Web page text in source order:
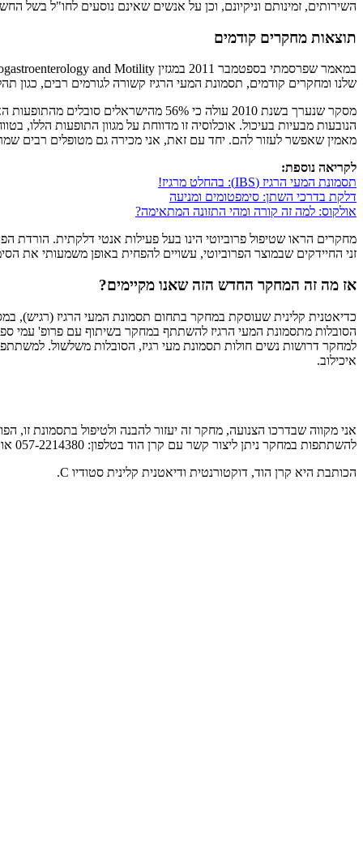
השירותים, זמינותם וניקיונם, וכן על אנשים שאינם נוסעים לחו"ל בשל
תוצאות מחקרים קודמים
שלנו ומחקרים קודמים, תסמונת המעי הרגיז קשורה לגורמים רבים,
הנובעות מבעיות בעיכול. אוכלוסיה זו מדווחת על מגוון התופעות
מאמין שאפשר לעזור להם. יחד עם זאת, אני מכירה גם מטופלים רבים
לקריאה נוספת:
תסמונת המעי הרגיז (IBS): בהחלט מרגיז!
דלקת בדרכי השתן: סימפטומים ומניעה
אולקוס: למה זה קורה ומהי התזונה המתאימה?
מחקרים הראו שטיפול פרוביוטי הינו בעל פעילות אנטי דלקתית.
זני החיידקים שבמוצר הפרוביוטי, עשויים להפחית באופן משמעותי את
אז מה זה המחקר החדש הזה שאנו מקיימים?
כדיאטנית קלינית שעוסקת במחקר בתחום תסמונת המעי הרגיז (רגיש),
הסובלות מתסמונת המעי הרגיז להשתתף במחקר בשיתוף עם פרופ' עמי
למחקר דרושות נשים חולות תסמונת מעי רגיז, הסובלות משלשול.
איכילוב.
אני מקווה שבדרכו הצנועה, מחקר זה יעזור להבנה ולטיפול בתסמונת זו,
להשתתפות במחקר ניתן ליצור קשר עם קרן הוד בטלפון: 057-2214380 או באמצעות האימייל: hodkeren@gmail.com.
הכותבת היא קרן הוד, דוקטורנטית ודיאטנית קלינית סטודיו C.